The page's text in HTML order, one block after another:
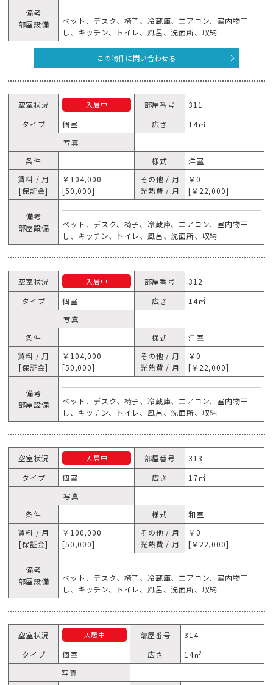
備考
部屋設備
ベット、デスク、椅子、冷蔵庫、エアコン、室内物干
し、キッチン、トイレ、風呂、洗面所、収納
この物件に問い合わせる
空室状況 入居中 部屋番号
311
タイプ
個室 広さ
14㎡
写真
条件
様式
洋室
賃料 / 月
[保証金]
￥104,000
[50,000]
その他 / 月
光熱費 / 月
￥0
[￥22,000]
備考
部屋設備
ベット、デスク、椅子、冷蔵庫、エアコン、室内物干
し、キッチン、トイレ、風呂、洗面所、収納
空室状況 入居中 部屋番号
312
タイプ
個室 広さ
14㎡
写真
条件
様式
洋室
賃料 / 月
[保証金]
￥104,000
[50,000]
その他 / 月
光熱費 / 月
￥0
[￥22,000]
備考
部屋設備
ベット、デスク、椅子、冷蔵庫、エアコン、室内物干
し、キッチン、トイレ、風呂、洗面所、収納
空室状況 入居中 部屋番号
313
タイプ
個室 広さ
17㎡
写真
条件
様式
和室
賃料 / 月
[保証金]
￥100,000
[50,000]
その他 / 月
光熱費 / 月
￥0
[￥22,000]
備考
部屋設備
ベット、デスク、椅子、冷蔵庫、エアコン、室内物干
し、キッチン、トイレ、風呂、洗面所、収納
空室状況 入居中 部屋番号
314
タイプ
個室 広さ
14㎡
写真